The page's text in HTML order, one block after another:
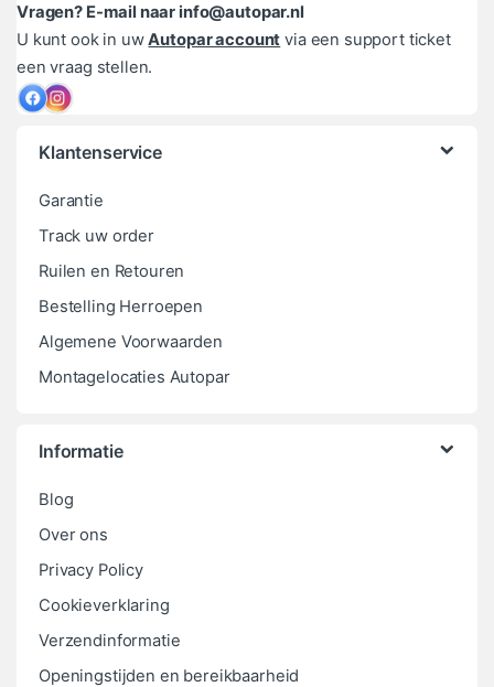
Vragen? E-mail naar info@autopar.nl
U kunt ook in uwAutopar account via een support ticket
een vraag stellen.
Klantenservice
Garantie
Track uw order
Ruilen en Retouren
Bestelling Herroepen
Algemene Voorwaarden
Montagelocaties Autopar
Informatie
Blog
Over ons
Privacy Policy
Cookieverklaring
Verzendinformatie
Openingstijden en bereikbaarheid